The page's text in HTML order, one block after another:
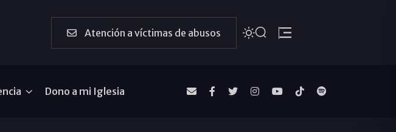
Atención a víctimas de abusos
Dono a mi Iglesia